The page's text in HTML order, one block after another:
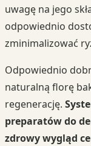
uwagę na jego
odpowiednio
zminimalizować
Odpowiednio
naturalną florę
regenerację.
preparatów do
zdrowy wygląd